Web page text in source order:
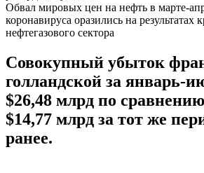
Обвал мировых цен на нефть в марте-
коронавируса оразились на
нефтегазового сектора
Совокупный убыток
голландской за январь-
$26,48 млрд по
$14,77 млрд за тот же
ранее.